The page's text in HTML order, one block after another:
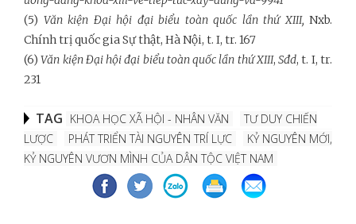
(5) Văn kiện Đại hội đại biểu toàn quốc lần thứ XIII, Nxb.
Chính trị quốc gia Sự thật, Hà Nội, t. I, tr. 167
(6) Văn kiện Đại hội đại biểu toàn quốc lần thứ XIII,Sđd, t. I, tr.
231
TAG KHOA HỌC XÃ HỘI - NHÂN VĂN
TƯ DUY CHIẾN
LƯỢC
PHÁT TRIỂN TÀI NGUYÊN TRÍ LỰC
KỶ NGUYÊN MỚI,
KỶ NGUYÊN VƯƠN MÌNH CỦA DÂN TỘC VIỆT NAM